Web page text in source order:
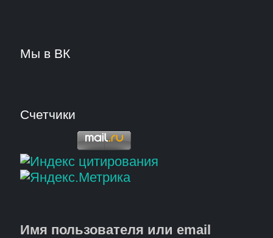
Мы в ВК
Счетчики
Имя пользователя или email